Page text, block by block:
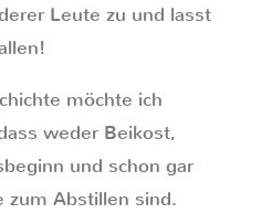
Leute zu und lasst
möchte ich
weder Beikost,
und schon gar
zum Abstillen sind.